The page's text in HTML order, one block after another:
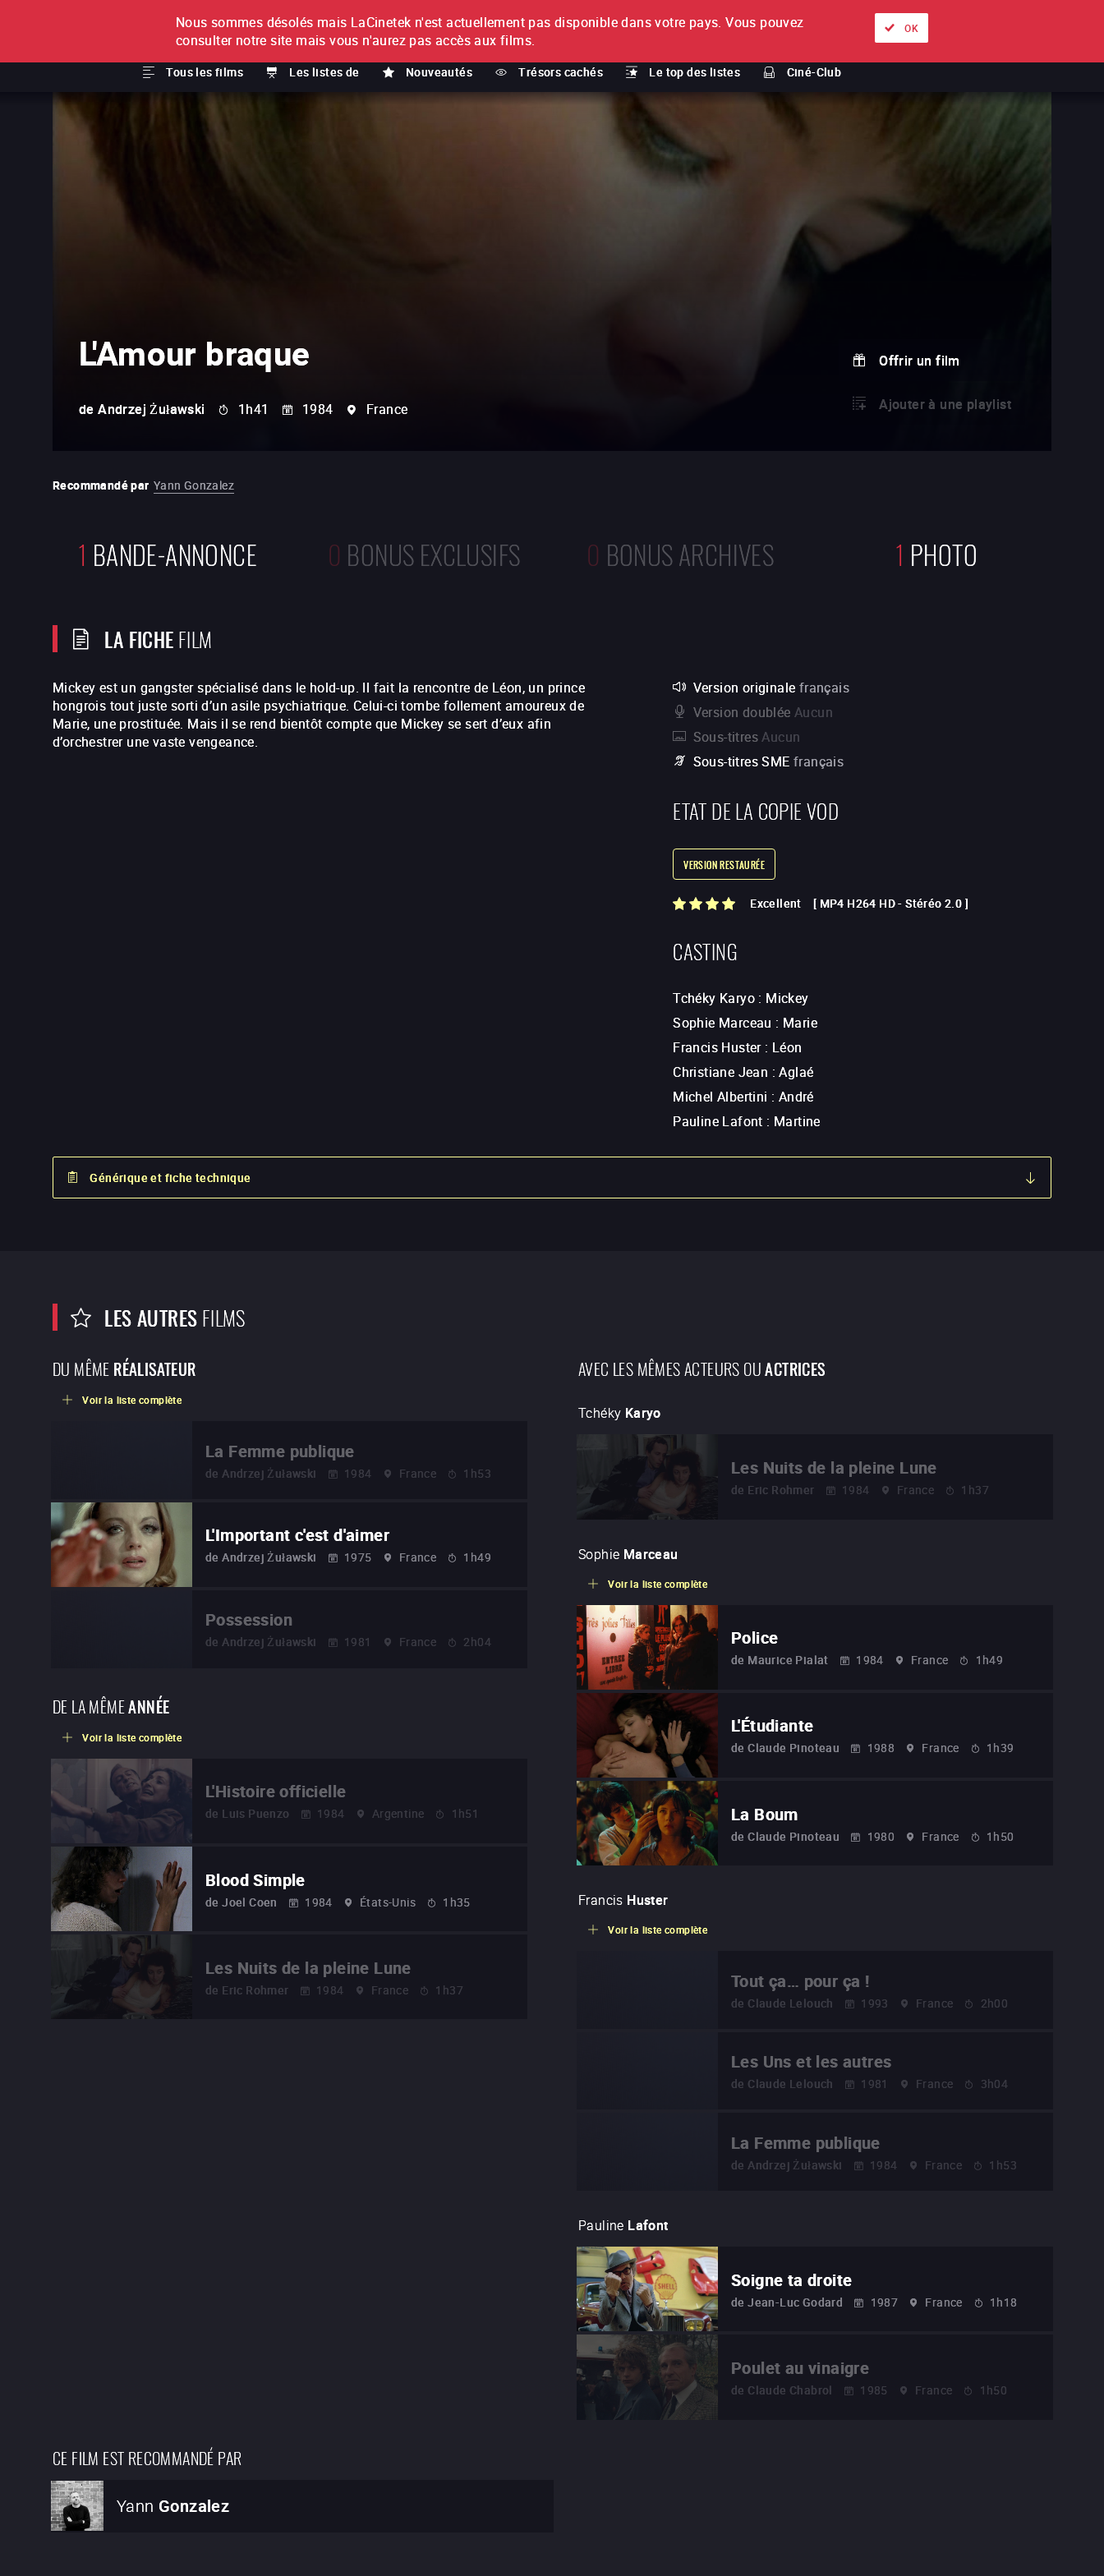
À L'UNITÉ
Tous les films Les listes de Nouveautés Trésors cachés Le top des listes Ciné-Club
ABONNEMENT À propos Nos offres
L'Amour braque
de Andrzej Żuławski 1h41 1984 France
Offrir un film
Ajouter à une playlist
Recommandé par Yann Gonzalez
1 BANDE-ANNONCE 0 BONUS EXCLUSIFS 0 BONUS ARCHIVES 1 PHOTO
LA FICHEFILM
Mickey est un gangster spécialisé dans le hold-up. Il fait la rencontre de Léon, un prince
hongrois tout juste sorti d’un asile psychiatrique. Celui-ci tombe follement amoureux de
Marie, une prostituée. Mais il se rend bientôt compte que Mickey se sert d’eux afin
d’orchestrer une vaste vengeance.
Version originale français
Version doublée Aucun
Sous-titres Aucun
Sous-titres SME français
ETAT DE LA COPIE VOD
VERSION RESTAURÉE
Excellent [ MP4 H264 HD-Stéréo 2.0 ]
CASTING
Tchéky Karyo : Mickey
Sophie Marceau : Marie
Francis Huster: Léon
Christiane Jean :Aglaé
Michel Albertini : André
Pauline Lafont : Martine
Générique et fiche technique
LES AUTRESFILMS
DU MÊMERÉALISATEUR
Voir la liste complète
La Femme publique
de Andrzej Żuławski 1984 France 1h53
L'Important c'est d'aimer
de Andrzej Żuławski 1975 France 1h49
Possession
de Andrzej Żuławski 1981 France 2h04
DE LA MÊMEANNÉE
Voir la liste complète
L'Histoire officielle
de Luis Puenzo 1984 Argentine 1h51
Blood Simple
de Joel Coen 1984 États-Unis 1h35
Les Nuits de la pleine Lune
de Eric Rohmer 1984 France 1h37
AVEC LES MÊMES ACTEURS OUACTRICES
Tchéky Karyo
Les Nuits de la pleine Lune
de Eric Rohmer 1984 France 1h37
Sophie Marceau
Voir la liste complète
Police
de Maurice Pialat 1984 France 1h49
L'Étudiante
de Claude Pinoteau 1988 France 1h39
La Boum
de Claude Pinoteau 1980 France 1h50
Francis Huster
Voir la liste complète
Tout ça… pour ça !
de Claude Lelouch 1993 France 2h00
Les Uns et les autres
de Claude Lelouch 1981 France 3h04
La Femme publique
de Andrzej Żuławski 1984 France 1h53
Pauline Lafont
Soigne ta droite
de Jean-Luc Godard 1987 France 1h18
Poulet au vinaigre
de Claude Chabrol 1985 France 1h50
CE FILM EST RECOMMANDÉ PAR
Yann Gonzalez
Nous sommes désolés mais LaCinetek n'est actuellement pas disponible dans votre pays. Vous pouvez
consulter notre site mais vous n'aurez pas accès aux films.
OK